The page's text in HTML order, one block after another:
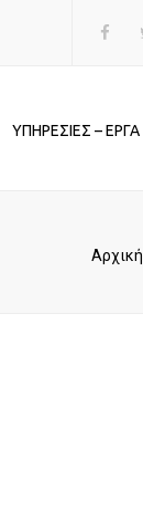
ΥΠΗΡΕΣΙΕΣ – ΕΡΓΑ
Αρχική